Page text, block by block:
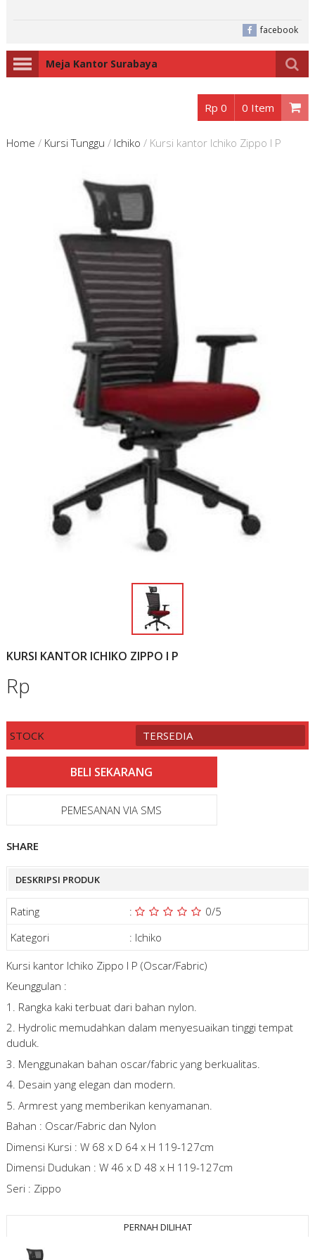
facebook
Meja Kantor Surabaya
Rp 0 0 Item
Home / Kursi Tunggu / Ichiko / Kursi kantor Ichiko Zippo I P
KURSI KANTOR ICHIKO ZIPPO I P
Rp
STOCK TERSEDIA
PEMESANAN VIA SMS
SHARE
DESKRIPSI PRODUK
Rating : 0/5
Kategori
: Ichiko
Kursi kantor Ichiko Zippo I P (Oscar/Fabric)
Keunggulan :
1. Rangka kaki terbuat dari bahan nylon.
2. Hydrolic memudahkan dalam menyesuaikan tinggi tempat
duduk.
3. Menggunakan bahan oscar/fabric yang berkualitas.
4. Desain yang elegan dan modern.
5. Armrest yang memberikan kenyamanan.
Bahan : Oscar/Fabric dan Nylon
Dimensi Kursi : W 68 x D 64 x H 119-127cm
Dimensi Dudukan : W 46 x D 48 x H 119-127cm
Seri : Zippo
PERNAH DILIHAT